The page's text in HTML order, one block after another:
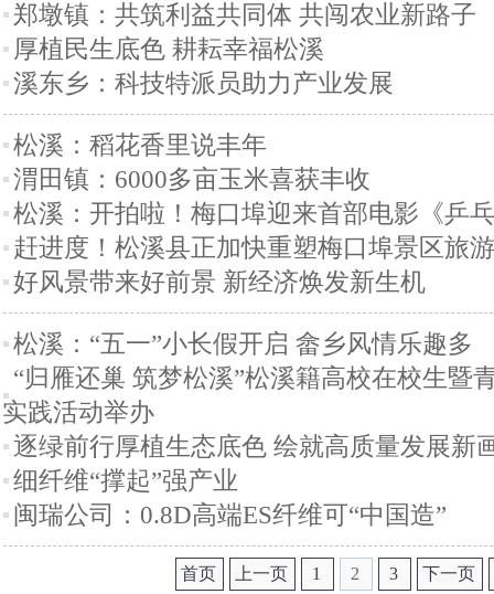
郑墩镇：共筑利益共同体 共闯农业新路子
厚植民生底色 耕耘幸福松溪
溪东乡：科技特派员助力产业发展
松溪：稻花香里说丰年
渭田镇：6000多亩玉米喜获丰收
松溪：开拍啦！梅口埠迎来首部电影《乒
赶进度！松溪县正加快重塑梅口埠景区旅
好风景带来好前景 新经济焕发新生机
松溪：“五一”小长假开启 畲乡风情乐趣多
“归雁还巢 筑梦松溪”松溪籍高校在校生暨
实践活动举办
逐绿前行厚植生态底色 绘就高质量发展新
细纤维“撑起”强产业
闽瑞公司：0.8D高端ES纤维可“中国造”
首页 上一页 1 2 3 下一页